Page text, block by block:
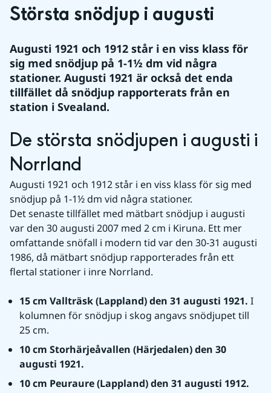
Största snödjup i augusti
Augusti 1921 och 1912 står i en viss klass för
sig med snödjup på 1-1½ dm vid några
stationer. Augusti 1921 är också det enda
tillfället då snödjup rapporterats från en
station i Svealand.
De största snödjupen i augusti i
Norrland
Augusti 1921 och 1912 står i en viss klass för sig med
snödjup på 1-1½ dm vid några stationer.
Det senaste tillfället med mätbart snödjup i augusti
var den 30 augusti 2007 med 2 cm i Kiruna. Ett mer
omfattande snöfall i modern tid var den 30-31 augusti
1986, då mätbart snödjup rapporterades från ett
flertal stationer i inre Norrland.
15 cm Vallträsk (Lappland) den 31 augusti 1921. I
kolumnen för snödjup i skog angavs snödjupet till
25 cm.
10 cm Storhärjeåvallen (Härjedalen) den 30
augusti 1921.
10 cm Peuraure (Lappland) den 31 augusti 1912.